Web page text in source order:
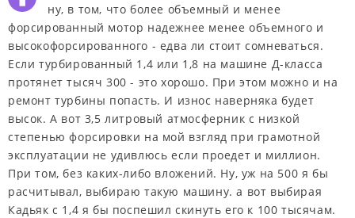
ну, в том, что более объемный и менее
форсированный мотор надежнее менее объемного и
высокофорсированного - едва ли стоит сомневаться.
Если турбированный 1,4 или 1,8 на машине Д-класса
протянет тысяч 300 - это хорошо. При этом можно и на
ремонт турбины попасть. И износ наверняка будет
высок. А вот 3,5 литровый атмосферник с низкой
степенью форсировки на мой взгляд при грамотной
эксплуатации не удивлюсь если проедет и миллион.
При том, без каких-либо вложений. Ну, уж на 500 я бы
расчитывал, выбираю такую машину. а вот выбирая
Кадьяк с 1,4 я бы поспешил скинуть его к 100 тысячам.